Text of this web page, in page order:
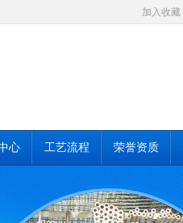
加入收藏
心 工艺流程 荣誉资质